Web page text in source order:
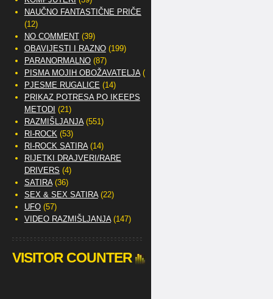
NAUČNO FANTASTIČNE PRIČE
(12)
NO COMMENT(39)
OBAVIJESTI I RAZNO(199)
PARANORMALNO(87)
PISMA MOJIH OBOŽAVATELJA(2)
PJESME RUGALICE (14)
PRIKAZ POTRESA PO IKEEPS
METODI (21)
RAZMIŠLJANJA(551)
RI-ROCK(53)
RI-ROCK SATIRA(14)
RIJETKI DRAJVERI/RARE
DRIVERS (4)
SATIRA(36)
SEX & SEX SATIRA(22)
UFO(57)
VIDEO RAZMIŠLJANJA(147)
VISITOR COUNTER